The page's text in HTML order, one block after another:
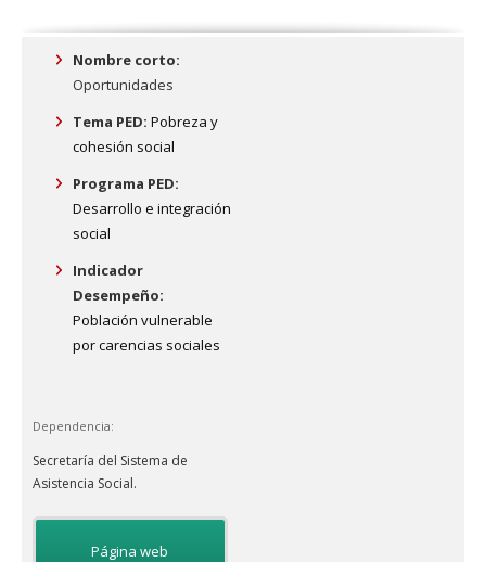
Nombre corto:
Oportunidades
Tema PED: Pobreza y
cohesión social
Programa PED:
Desarrollo e integración
social
Indicador
Desempeño:
Población vulnerable
por carencias sociales
Dependencia:
Secretaría del Sistema de
Asistencia Social.
Página web